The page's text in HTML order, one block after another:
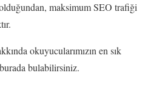
olduğundan, maksimum SEO trafiği
okuyucularımızın en sık
bulabilirsiniz.